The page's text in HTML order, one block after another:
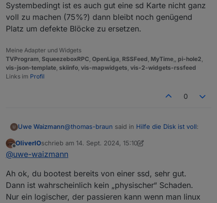
Systembedingt ist es auch gut eine sd Karte nicht ganz
voll zu machen (75%?) dann bleibt noch genügend
Platz um defekte Blöcke zu ersetzen.
Meine Adapter und Widgets
TVProgram, SqueezeboxRPC, OpenLiga, RSSFeed, MyTime,, pi-hole2,
vis-json-template, skiinfo, vis-mapwidgets, vis-2-widgets-rssfeed
Links im Profil
0
Uwe Waizmann@thomas-braun said in Hilfe die Disk ist voll:
Also Backup von gestern oder
früher?
Hab das Problem ja erst heute bemerkt nach
Kann also nicht sagen wann das war,
Sehe gerade, auf der Disk sind 120GB hab ich
OliverIOschrieb am 14. Sept. 2024, 15:10
zuletzt editiert von OliverIO
@uwe-waizmann
Ah ok, du bootest bereits von einer ssd, sehr gut.
Dann ist wahrscheinlich kein „physischer“ Schaden.
Nur ein logischer, der passieren kann wenn man linux